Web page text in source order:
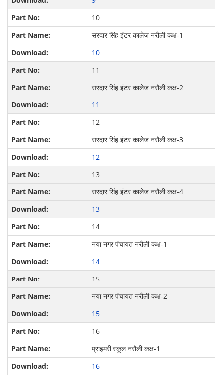
10
सरदार सिंह इंटर कालेज नरौली कक्ष-1
10
11
सरदार सिंह इंटर कालेज नरौली कक्ष-2
11
12
सरदार सिंह इंटर कालेज नरौली कक्ष-3
12
13
सरदार सिंह इंटर कालेज नरौली कक्ष-4
13
14
नया नगर पंचायत नरौली कक्ष-1
14
15
नया नगर पंचायत नरौली कक्ष-2
15
16
प्राइमरी स्कूल नरौली कक्ष-1
16